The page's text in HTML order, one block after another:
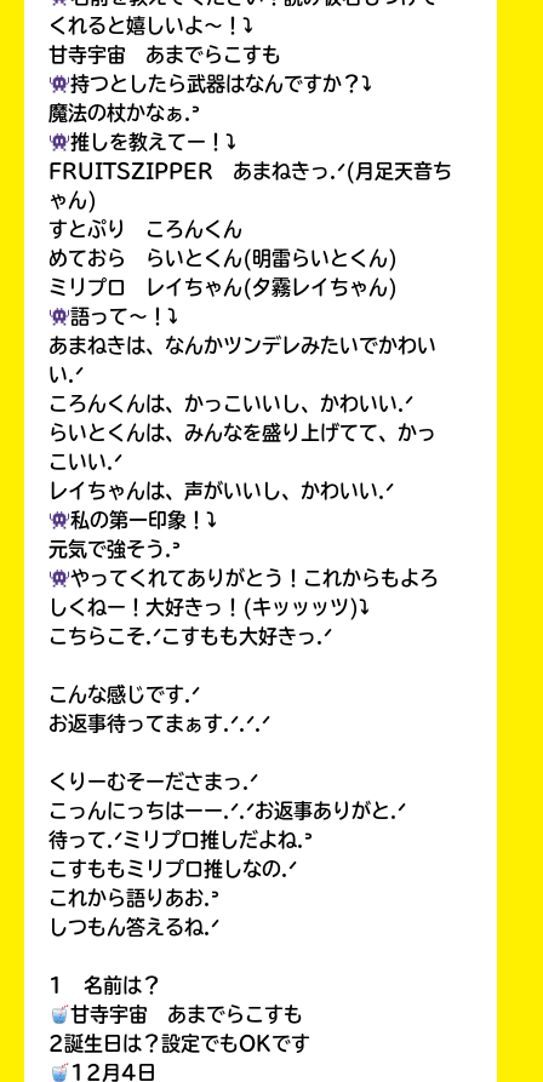
くれると嬉しいよ〜！⤵︎
甘寺宇宙 あまでらこすも
持つとしたら武器はなんですか？⤵︎
魔法の杖かなぁ.ᐣ
推しを教えてー！⤵︎
FRUITSZIPPER あまねきっ.ᐟ(月足天音ち
ゃん)
すとぷり ころんくん
めておら らいとくん(明雷らいとくん)
ミリプロ レイちゃん(夕霧レイちゃん)
語って〜！⤵︎
あまねきは、なんかツンデレみたいでかわい
い.ᐟ
ころんくんは、かっこいいし、かわいい.ᐟ
らいとくんは、みんなを盛り上げてて、かっ
こいい.ᐟ
レイちゃんは、声がいいし、かわいい.ᐟ
私の第一印象！⤵︎
元気で強そう.ᐣ
やってくれてありがとう！これからもよろ
しくねー！大好きっ！(キッッッツ)⤵︎
こちらこそ.ᐟこすもも大好きっ.ᐟ
こんな感じです.ᐟ
お返事待ってまぁす.ᐟ.ᐟ.ᐟ
くりーむそーださまっ.ᐟ
こっんにっちはーー.ᐟ.ᐟお返事ありがと.ᐟ
待って.ᐟミリプロ推しだよね.ᐣ
こすももミリプロ推しなの.ᐟ
これから語りあお.ᐣ
しつもん答えるね.ᐟ
1 名前は？
甘寺宇宙 あまでらこすも
2誕生日は？設定でもOKです
12月4日